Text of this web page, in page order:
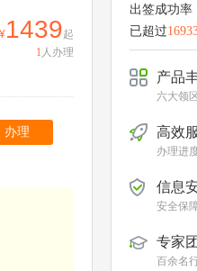
1439起
1 人办理
办理
出签成功率
已超过
产品
六大领
高效
办理进
信息
安全保
专家
百余名